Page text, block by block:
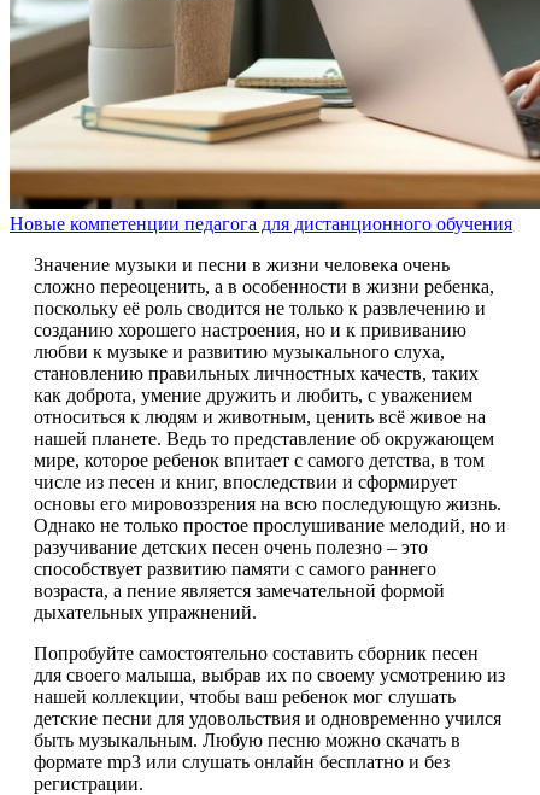
Новые компетенции педагога для дистанционного обучения
Значение музыки и песни в жизни человека очень
сложно переоценить, а в особенности в жизни ребенка,
поскольку её роль сводится не только к развлечению и
созданию хорошего настроения, но и к прививанию
любви к музыке и развитию музыкального слуха,
становлению правильных личностных качеств, таких
как доброта, умение дружить и любить, с уважением
относиться к людям и животным, ценить всё живое на
нашей планете. Ведь то представление об окружающем
мире, которое ребенок впитает с самого детства, в том
числе из песен и книг, впоследствии и сформирует
основы его мировоззрения на всю последующую жизнь.
Однако не только простое прослушивание мелодий, но и
разучивание детских песен очень полезно – это
способствует развитию памяти с самого раннего
возраста, а пение является замечательной формой
дыхательных упражнений.
Попробуйте самостоятельно составить сборник песен
для своего малыша, выбрав их по своему усмотрению из
нашей коллекции, чтобы ваш ребенок мог слушать
детские песни для удовольствия и одновременно учился
быть музыкальным. Любую песню можно скачать в
формате mp3 или слушать онлайн бесплатно и без
регистрации.